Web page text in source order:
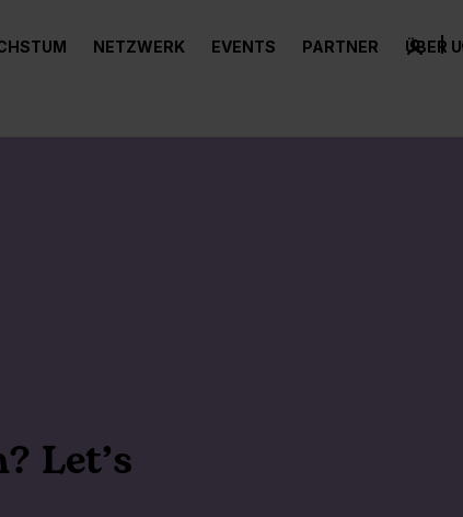
NETZWERK EVENTS PARTNER ÜBER
Let’s